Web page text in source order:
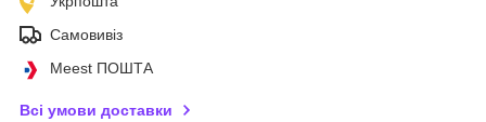
Самовивіз
Meest ПОШТА
Всі умови доставки